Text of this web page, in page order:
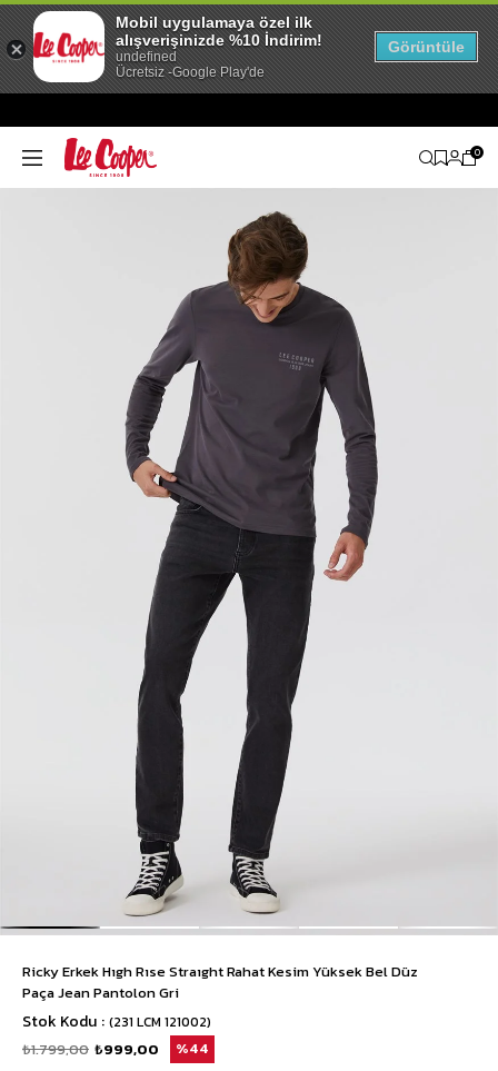
0
Ricky Erkek Hıgh Rıse Straıght Rahat Kesim Yüksek Bel Düz
Paça Jean Pantolon Gri
Stok Kodu (231 LCM 121002)
₺1.799,00 ₺999,00 44
Mobil uygulamaya özel ilk
alışverişinizde %10 İndirim!
undefined
Ücretsiz -Google Play'de
Görüntüle